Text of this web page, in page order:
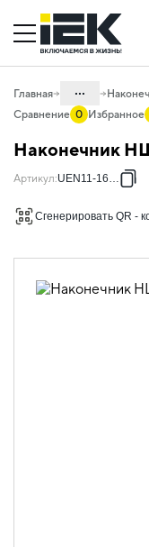
Главная ...
инструменты
08.01
08.01.01
08.01.01.05
Сравнение 0 Избранное
Наконечник
Артикул:UEN11-16-12
Сгенерировать QR -